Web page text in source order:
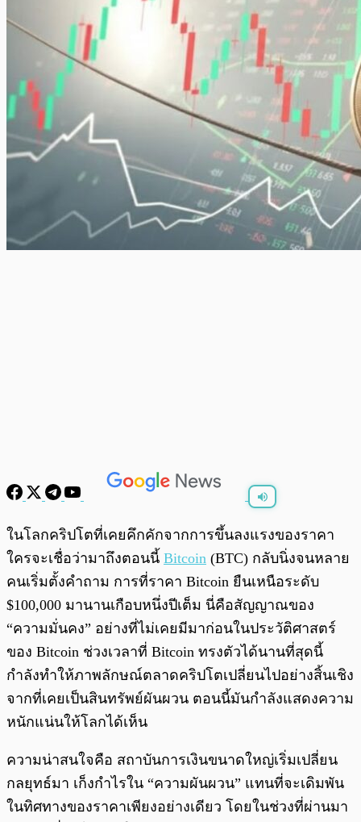
พร้อมเล่น
ในโลกคริปโตที่เคยคึกคักจากการขึ้นลงแรงของราคา
ใครจะเชื่อว่ามาถึงตอนนี้ Bitcoin (BTC) กลับนิ่งจนหลาย
คนเริ่มตั้งคำถาม การที่ราคา Bitcoin ยืนเหนือระดับ
$100,000 มานานเกือบหนึ่งปีเต็ม นี่คือสัญญาณของ
“ความมั่นคง” อย่างที่ไม่เคยมีมาก่อนในประวัติศาสตร์
ของ Bitcoin ช่วงเวลาที่ Bitcoin ทรงตัวได้นานที่สุดนี้
กำลังทำให้ภาพลักษณ์ตลาดคริปโตเปลี่ยนไปอย่างสิ้นเชิง
จากที่เคยเป็นสินทรัพย์ผันผวน ตอนนี้มันกำลังแสดงความ
หนักแน่นให้โลกได้เห็น
ความน่าสนใจคือ สถาบันการเงินขนาดใหญ่เริ่มเปลี่ยน
กลยุทธ์มา เก็งกำไรใน “ความผันผวน” แทนที่จะเดิมพัน
ในทิศทางของราคาเพียงอย่างเดียว โดยในช่วงที่ผ่านมา